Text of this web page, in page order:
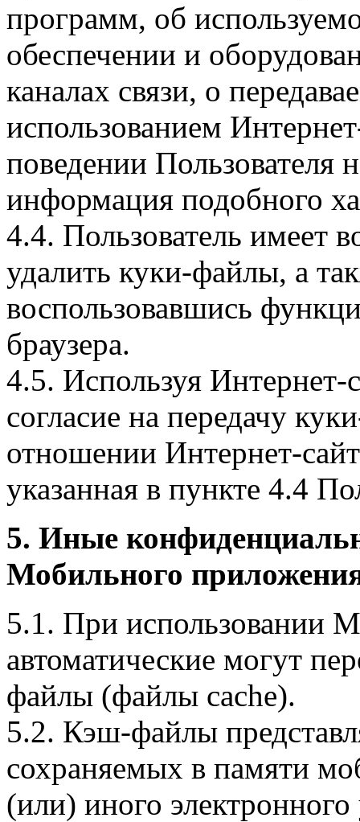
программ, об
обеспечении и
каналах связи, о
использованием
поведении Пользователя
информация подобного
4.4. Пользователь имеет
удалить куки-файлы, а
воспользовавшись
браузера.
4.5. Используя Интернет-
согласие на передачу
отношении Интернет-
указанная в пункте 4.4
5. Иные
Мобильного
5.1. При использовании
автоматические могут
файлы (файлы cache).
5.2. Кэш-файлы
сохраняемых в памяти
(или) иного электронного